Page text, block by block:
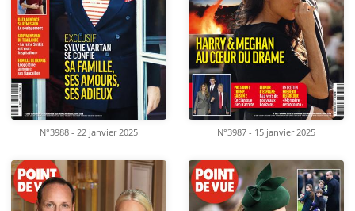
N°3988 - 22 janvier 2025 N°3987 - 15 janvier 2025